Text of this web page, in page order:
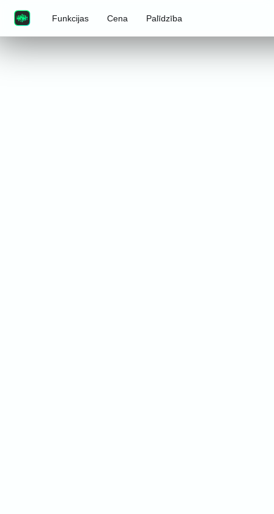
Funkcijas Cena Palīdzība